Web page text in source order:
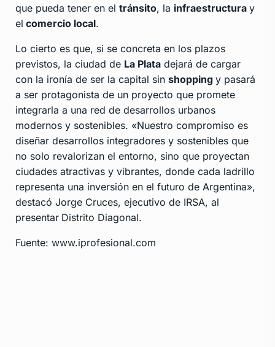
que pueda tener en el tránsito, la infraestructura y
el comercio local.
Lo cierto es que, si se concreta en los plazos
previstos, la ciudad de La Plata dejará de cargar
con la ironía de ser la capital sin shopping y pasará
a ser protagonista de un proyecto que promete
integrarla a una red de desarrollos urbanos
modernos y sostenibles. «Nuestro compromiso es
diseñar desarrollos integradores y sostenibles que
no solo revalorizan el entorno, sino que proyectan
ciudades atractivas y vibrantes, donde cada ladrillo
representa una inversión en el futuro de Argentina»,
destacó Jorge Cruces, ejecutivo de IRSA, al
presentar Distrito Diagonal.
Fuente: www.iprofesional.com